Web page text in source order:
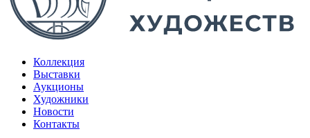
Коллекция
Выставки
Аукционы
Художники
Новости
Контакты